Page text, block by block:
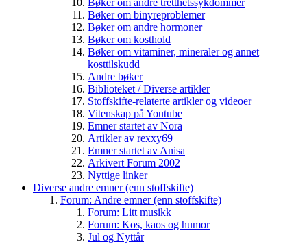
Bøker om andre tretthetssykdommer
Bøker om binyreproblemer
Bøker om andre hormoner
Bøker om kosthold
Bøker om vitaminer, mineraler og annet
kosttilskudd
Andre bøker
Biblioteket / Diverse artikler
Stoffskifte-relaterte artikler og videoer
Vitenskap på Youtube
Emner startet av Nora
Artikler av rexxy69
Emner startet av Anisa
Arkivert Forum 2002
Nyttige linker
Diverse andre emner (enn stoffskifte)
Forum: Andre emner (enn stoffskifte)
Forum: Litt musikk
Forum: Kos, kaos og humor
Jul og Nyttår